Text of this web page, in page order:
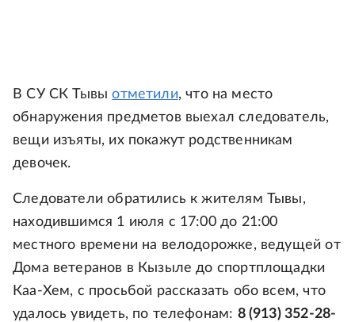
В СУ СК Тывыотметили, что на место
обнаружения предметов выехал следователь,
вещи изъяты, их покажут родственникам
девочек.
Следователи обратились к жителям Тывы,
находившимся 1 июля с 17:00 до 21:00
местного времени на велодорожке, ведущей от
Дома ветеранов в Кызыле до спортплощадки
Каа-Хем, с просьбой рассказать обо всем, что
удалось увидеть, по телефонам: 8 (913) 352-28-